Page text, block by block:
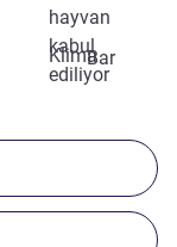
hayvan
kabul
ediliyor
KlimaBar